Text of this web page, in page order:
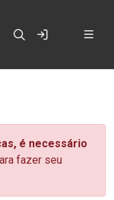
é necessário
fazer seu